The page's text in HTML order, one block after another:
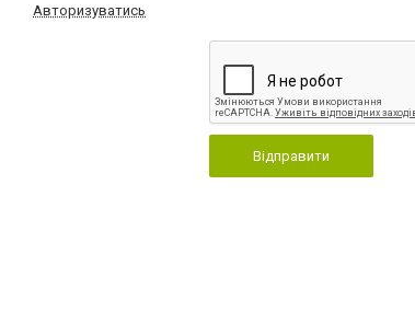
Авторизуватись
Відправити